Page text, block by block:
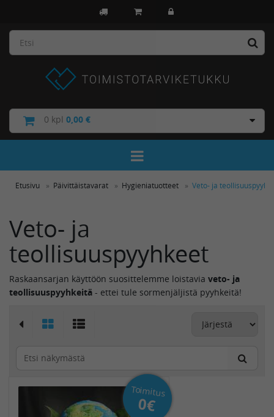
0 kpl 0,00 €
Toggle Navigation
Etusivu Päivittäistavarat Hygieniatuotteet Veto- ja
Veto- ja
teollisuuspyyhkeet
Raskaansarjan käyttöön suosittelemme loistavia veto- ja
teollisuuspyyhkeitä - ettei tule sormenjäljistä pyyhkeitä!
Toimitus
0€